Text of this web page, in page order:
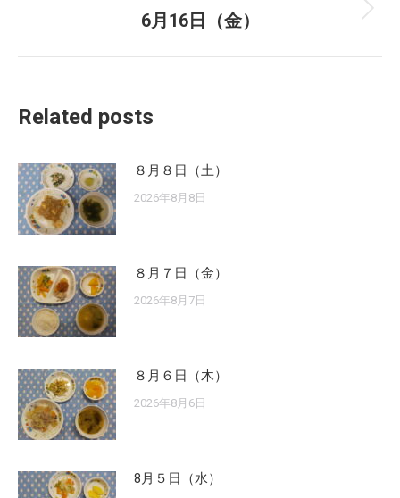
Next
6月16日（金）
Related posts
８月８日（土）
2026年8月8日
８月７日（金）
2026年8月7日
８月６日（木）
2026年8月6日
8月５日（水）